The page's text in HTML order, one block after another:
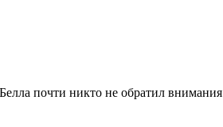
почти никто не обратил внимания